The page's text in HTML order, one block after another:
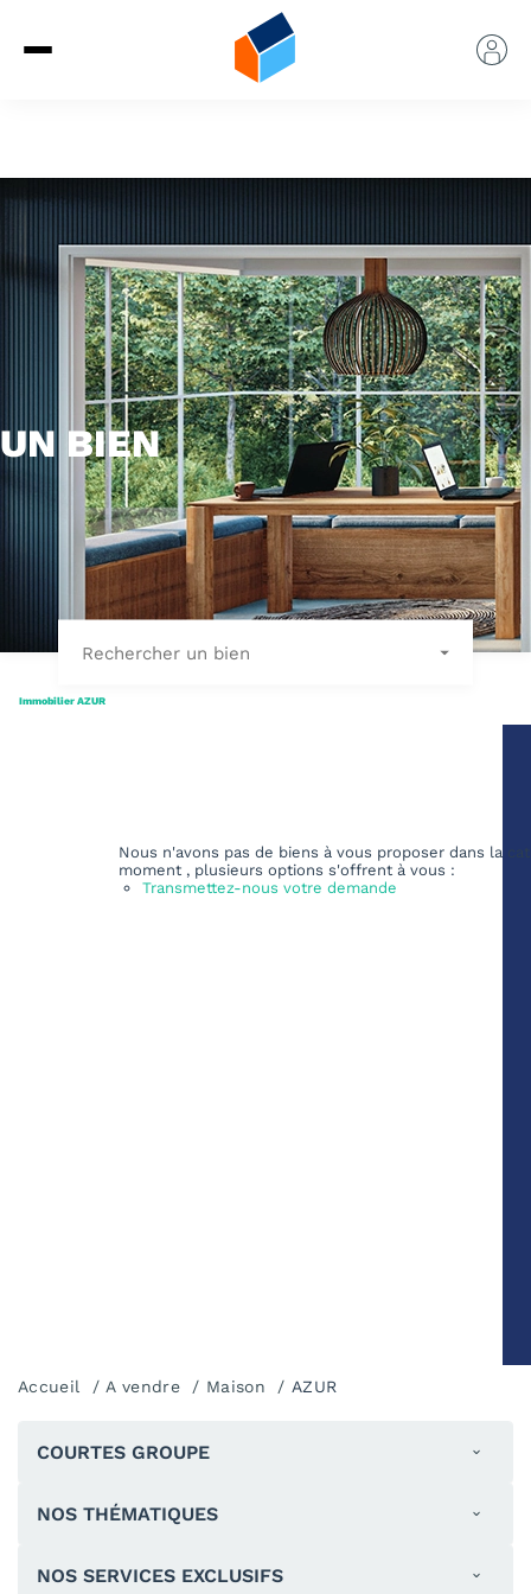
UN BIEN
Rechercher un bien
Immobilier AZUR
Nous n'avons pas de biens à vous proposer dans la
moment , plusieurs options s'offrent à vous :
Transmettez-nous votre demande
Accueil A vendre Maison AZUR
COURTES GROUPE
NOS THÉMATIQUES
NOS SERVICES EXCLUSIFS